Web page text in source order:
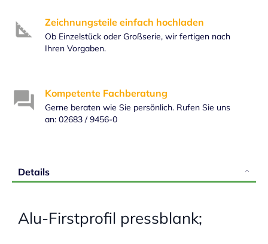
Zeichnungsteile einfach hochladen
Ob Einzelstück oder Großserie, wir fertigen nach
Ihren Vorgaben.
Kompetente Fachberatung
Gerne beraten wie Sie persönlich. Rufen Sie uns
an: 02683 / 9456-0
Details
Alu-Firstprofil pressblank;